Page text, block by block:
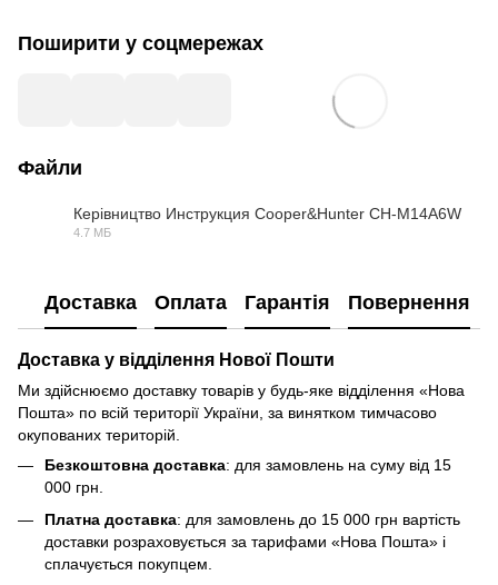
Поширити у соцмережах
Файли
Керівництво Инструкция Cooper&Hunter CH-M14A6W
4.7 МБ
Доставка Оплата Гарантія Повернення
Доставка у відділення Нової Пошти
Ми здійснюємо доставку товарів у будь-яке відділення «Нова
Пошта» по всій території України, за винятком тимчасово
окупованих територій.
Безкоштовна доставка: для замовлень на суму від 15
000 грн.
Платна доставка: для замовлень до 15 000 грн вартість
доставки розраховується за тарифами «Нова Пошта» і
сплачується покупцем.